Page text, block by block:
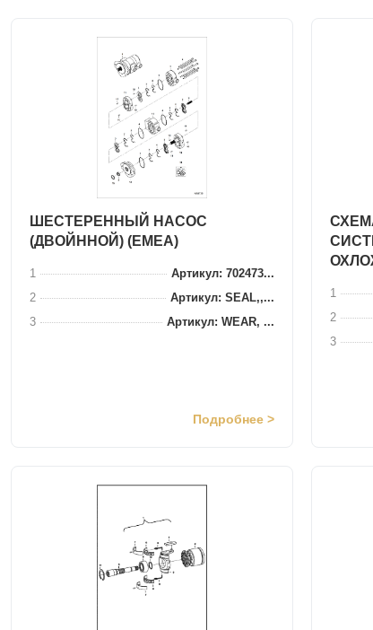
ШЕСТЕРЕННЫЙ НАСОС
(ДВОЙННОЙ) (EMEA)
1
Артикул: 702473...
2
Артикул: SEAL,,...
3
Артикул: WEAR, ...
Подробнее >
1
2
3